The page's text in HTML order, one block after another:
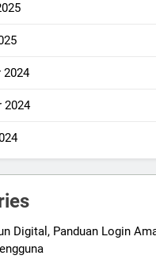
2024
2024
Digital, Panduan Login